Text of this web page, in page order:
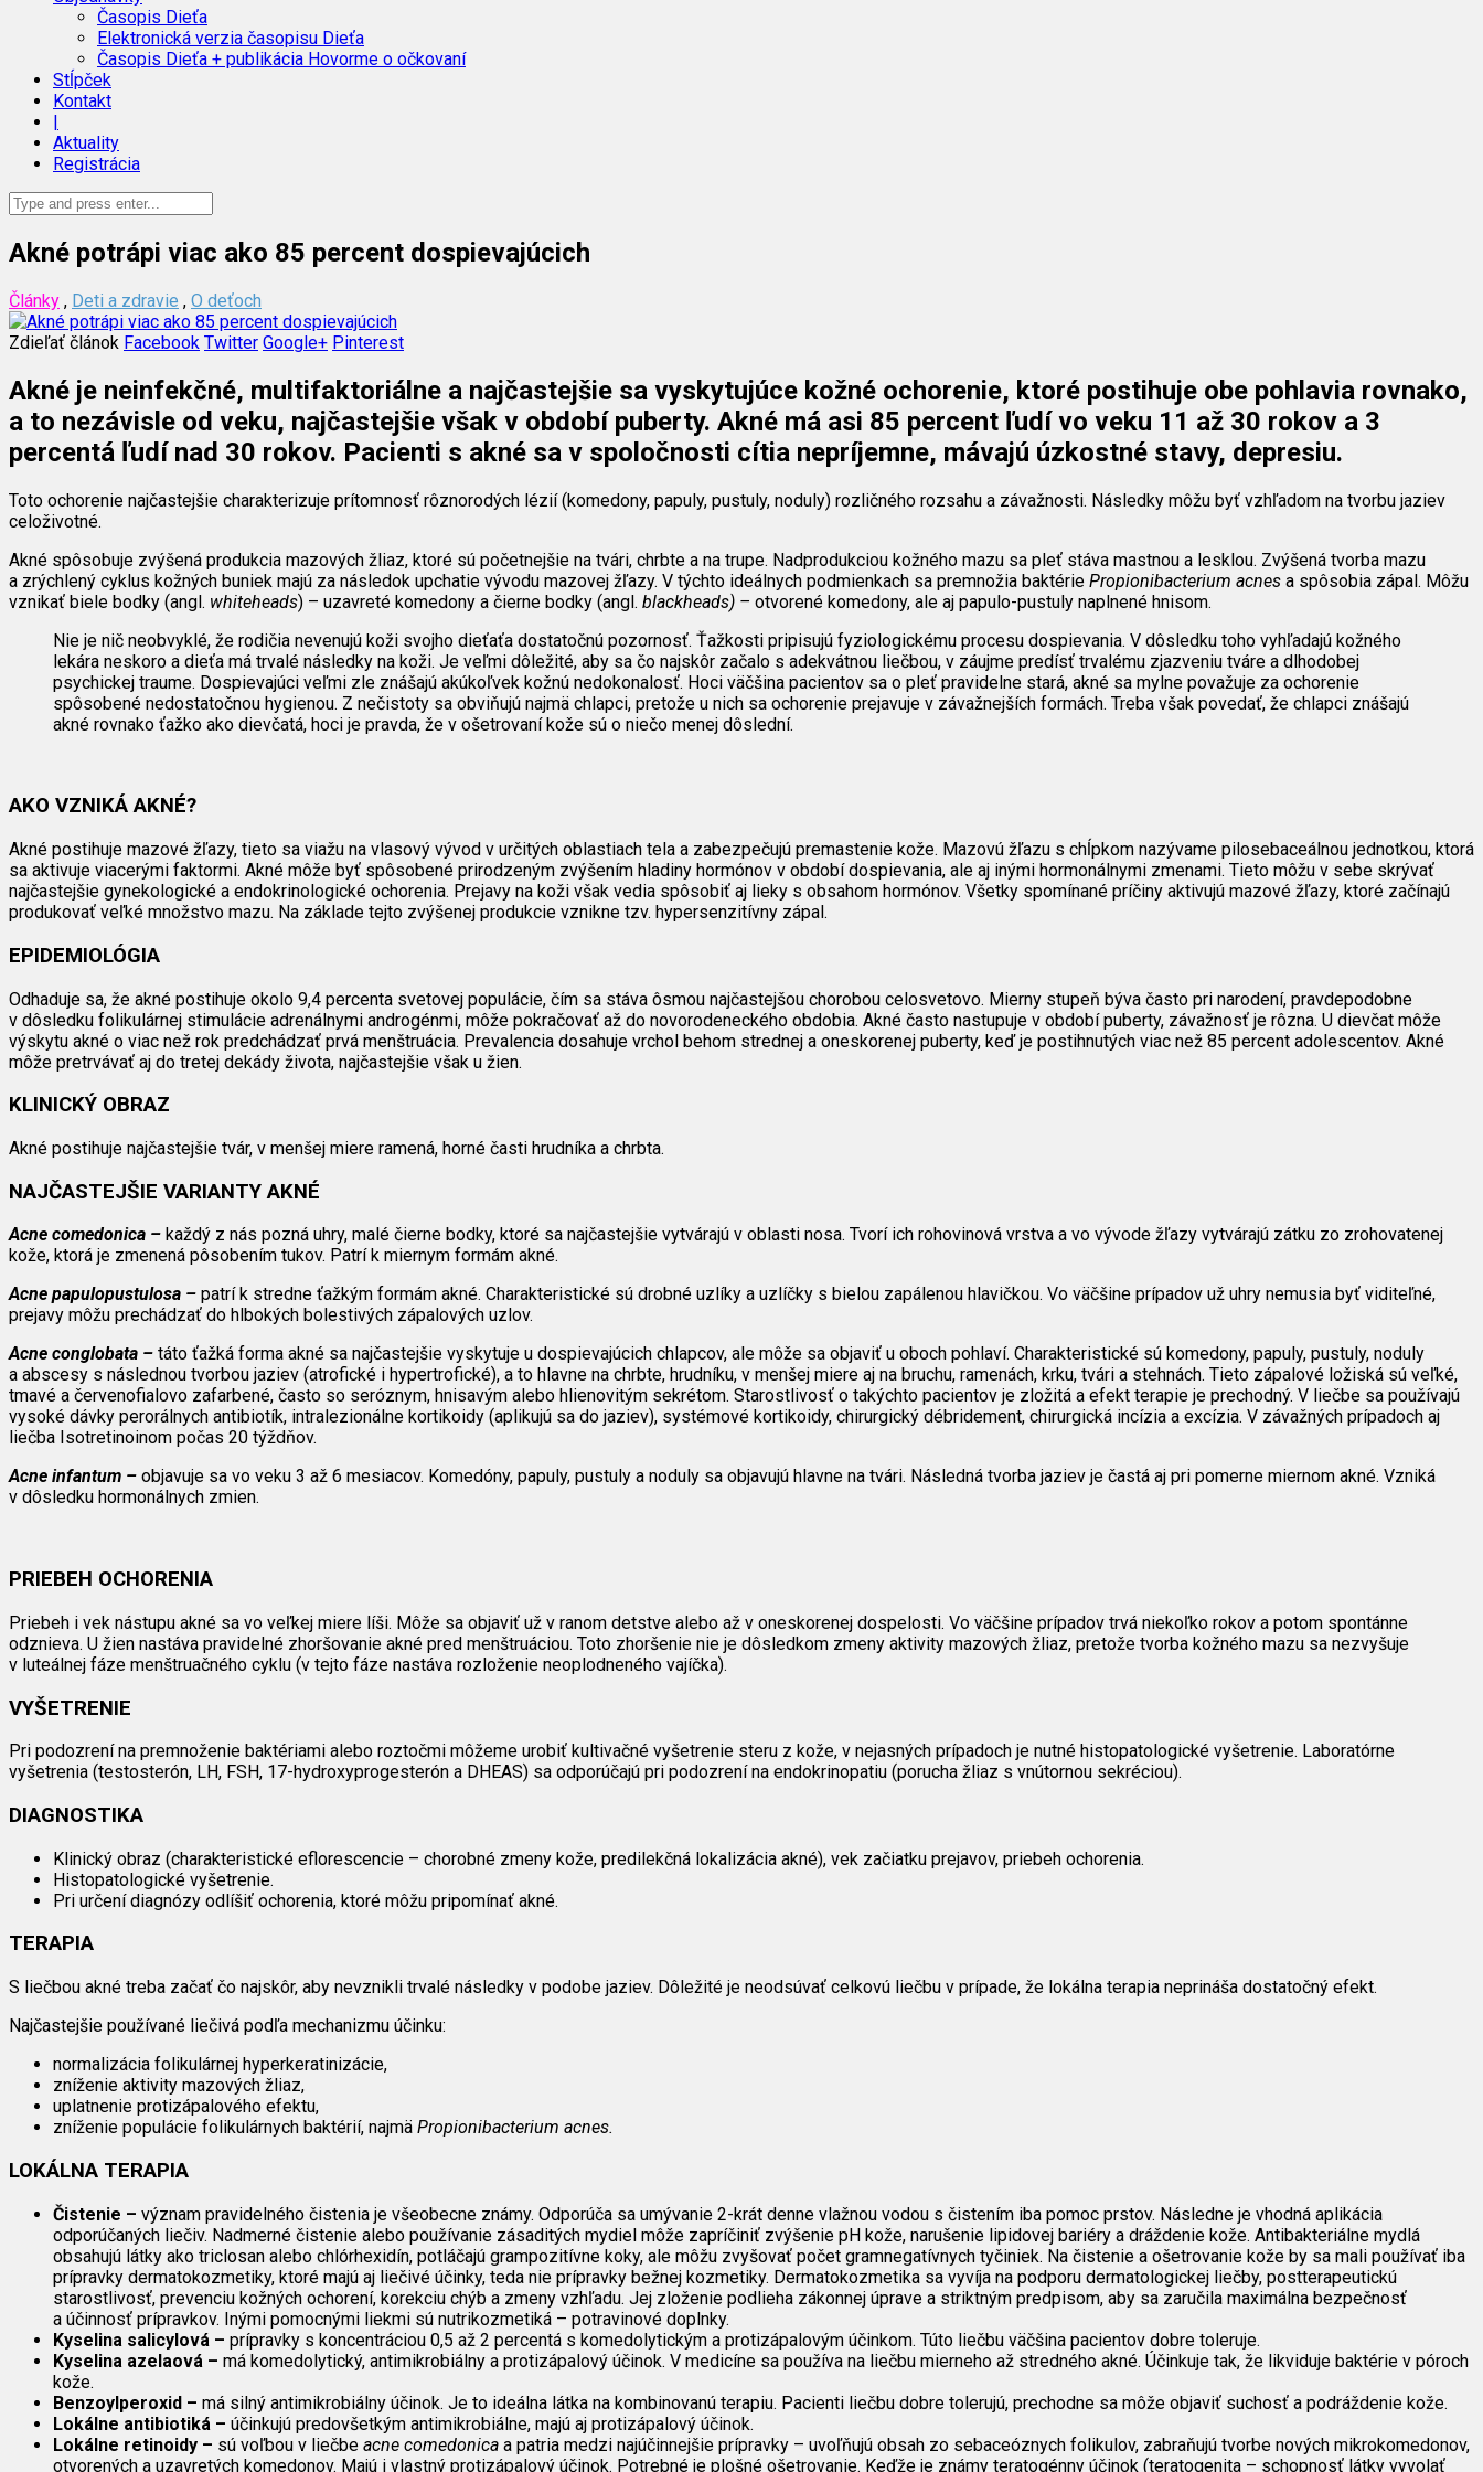
Časopis Dieťa
Elektronická verzia časopisu Dieťa
Časopis Dieťa + publikácia Hovorme o očkovaní
Stĺpček
Kontakt
|
Aktuality
Registrácia
Akné potrápi viac ako 85 percent dospievajúcich
Články , Deti a zdravie , O deťoch
Zdieľať článok Facebook Twitter Google+ Pinterest
Akné je neinfekčné, multifaktoriálne a najčastejšie sa vyskytujúce kožné ochorenie, ktoré postihuje obe pohlavia rovnako,
a to nezávisle od veku, najčastejšie však v období puberty. Akné má asi 85 percent ľudí vo veku 11 až 30 rokov a 3
percentá ľudí nad 30 rokov. Pacienti s akné sa v spoločnosti cítia nepríjemne, mávajú úzkostné stavy, depresiu.
Toto ochorenie najčastejšie charakterizuje prítomnosť rôznorodých lézií (komedony, papuly, pustuly, noduly) rozličného rozsahu a závažnosti. Následky môžu byť vzhľadom na tvorbu jaziev
celoživotné.
Akné spôsobuje zvýšená produkcia mazových žliaz, ktoré sú početnejšie na tvári, chrbte a na trupe. Nadprodukciou kožného mazu sa pleť stáva mastnou a lesklou. Zvýšená tvorba mazu
a zrýchlený cyklus kožných buniek majú za následok upchatie vývodu mazovej žľazy. V týchto ideálnych podmienkach sa premnožia baktérie Propionibacterium acnes a spôsobia zápal. Môžu
vznikať biele bodky (angl. whiteheads) – uzavreté komedony a čierne bodky (angl. blackheads) – otvorené komedony, ale aj papulo-pustuly naplnené hnisom.
Nie je nič neobvyklé, že rodičia nevenujú koži svojho dieťaťa dostatočnú pozornosť. Ťažkosti pripisujú fyziologickému procesu dospievania. V dôsledku toho vyhľadajú kožného
lekára neskoro a dieťa má trvalé následky na koži. Je veľmi dôležité, aby sa čo najskôr začalo s adekvátnou liečbou, v záujme predísť trvalému zjazveniu tváre a dlhodobej
psychickej traume. Dospievajúci veľmi zle znášajú akúkoľvek kožnú nedokonalosť. Hoci väčšina pacientov sa o pleť pravidelne stará, akné sa mylne považuje za ochorenie
spôsobené nedostatočnou hygienou. Z nečistoty sa obviňujú najmä chlapci, pretože u nich sa ochorenie prejavuje v závažnejších formách. Treba však povedať, že chlapci znášajú
akné rovnako ťažko ako dievčatá, hoci je pravda, že v ošetrovaní kože sú o niečo menej dôslední.
AKO VZNIKÁ AKNÉ?
Akné postihuje mazové žľazy, tieto sa viažu na vlasový vývod v určitých oblastiach tela a zabezpečujú premastenie kože. Mazovú žľazu s chĺpkom nazývame pilosebaceálnou jednotkou, ktorá
sa aktivuje viacerými faktormi. Akné môže byť spôsobené prirodzeným zvýšením hladiny hormónov v období dospievania, ale aj inými hormonálnymi zmenami. Tieto môžu v sebe skrývať
najčastejšie gynekologické a endokrinologické ochorenia. Prejavy na koži však vedia spôsobiť aj lieky s obsahom hormónov. Všetky spomínané príčiny aktivujú mazové žľazy, ktoré začínajú
produkovať veľké množstvo mazu. Na základe tejto zvýšenej produkcie vznikne tzv. hypersenzitívny zápal.
EPIDEMIOLÓGIA
Odhaduje sa, že akné postihuje okolo 9,4 percenta svetovej populácie, čím sa stáva ôsmou najčastejšou chorobou celosvetovo. Mierny stupeň býva často pri narodení, pravdepodobne
v dôsledku folikulárnej stimulácie adrenálnymi androgénmi, môže pokračovať až do novorodeneckého obdobia. Akné často nastupuje v období puberty, závažnosť je rôzna. U dievčat môže
výskytu akné o viac než rok predchádzať prvá menštruácia. Prevalencia dosahuje vrchol behom strednej a oneskorenej puberty, keď je postihnutých viac než 85 percent adolescentov. Akné
môže pretrvávať aj do tretej dekády života, najčastejšie však u žien.
KLINICKÝ OBRAZ
Akné postihuje najčastejšie tvár, v menšej miere ramená, horné časti hrudníka a chrbta.
NAJČASTEJŠIE VARIANTY AKNÉ
Acne comedonica – každý z nás pozná uhry, malé čierne bodky, ktoré sa najčastejšie vytvárajú v oblasti nosa. Tvorí ich rohovinová vrstva a vo vývode žľazy vytvárajú zátku zo zrohovatenej
kože, ktorá je zmenená pôsobením tukov. Patrí k miernym formám akné.
Acne papulopustulosa – patrí k stredne ťažkým formám akné. Charakteristické sú drobné uzlíky a uzlíčky s bielou zapálenou hlavičkou. Vo väčšine prípadov už uhry nemusia byť viditeľné,
prejavy môžu prechádzať do hlbokých bolestivých zápalových uzlov.
Acne conglobata – táto ťažká forma akné sa najčastejšie vyskytuje u dospievajúcich chlapcov, ale môže sa objaviť u oboch pohlaví. Charakteristické sú komedony, papuly, pustuly, noduly
a abscesy s následnou tvorbou jaziev (atrofické i hypertrofické), a to hlavne na chrbte, hrudníku, v menšej miere aj na bruchu, ramenách, krku, tvári a stehnách. Tieto zápalové ložiská sú veľké,
tmavé a červenofialovo zafarbené, často so seróznym, hnisavým alebo hlienovitým sekrétom. Starostlivosť o takýchto pacientov je zložitá a efekt terapie je prechodný. V liečbe sa používajú
vysoké dávky perorálnych antibiotík, intralezionálne kortikoidy (aplikujú sa do jaziev), systémové kortikoidy, chirurgický débridement, chirurgická incízia a excízia. V závažných prípadoch aj
liečba Isotretinoinom počas 20 týždňov.
Acne infantum – objavuje sa vo veku 3 až 6 mesiacov. Komedóny, papuly, pustuly a noduly sa objavujú hlavne na tvári. Následná tvorba jaziev je častá aj pri pomerne miernom akné. Vzniká
v dôsledku hormonálnych zmien.
PRIEBEH OCHORENIA
Priebeh i vek nástupu akné sa vo veľkej miere líši. Môže sa objaviť už v ranom detstve alebo až v oneskorenej dospelosti. Vo väčšine prípadov trvá niekoľko rokov a potom spontánne
odznieva. U žien nastáva pravidelné zhoršovanie akné pred menštruáciou. Toto zhoršenie nie je dôsledkom zmeny aktivity mazových žliaz, pretože tvorba kožného mazu sa nezvyšuje
v luteálnej fáze menštruačného cyklu (v tejto fáze nastáva rozloženie neoplodneného vajíčka).
VYŠETRENIE
Pri podozrení na premnoženie baktériami alebo roztočmi môžeme urobiť kultivačné vyšetrenie steru z kože, v nejasných prípadoch je nutné histopatologické vyšetrenie. Laboratórne
vyšetrenia (testosterón, LH, FSH, 17-hydroxyprogesterón a DHEAS) sa odporúčajú pri podozrení na endokrinopatiu (porucha žliaz s vnútornou sekréciou).
DIAGNOSTIKA
Klinický obraz (charakteristické eflorescencie – chorobné zmeny kože, predilekčná lokalizácia akné), vek začiatku prejavov, priebeh ochorenia.
Histopatologické vyšetrenie.
Pri určení diagnózy odlíšiť ochorenia, ktoré môžu pripomínať akné.
TERAPIA
S liečbou akné treba začať čo najskôr, aby nevznikli trvalé následky v podobe jaziev. Dôležité je neodsúvať celkovú liečbu v prípade, že lokálna terapia neprináša dostatočný efekt.
Najčastejšie používané liečivá podľa mechanizmu účinku:
normalizácia folikulárnej hyperkeratinizácie,
zníženie aktivity mazových žliaz,
uplatnenie protizápalového efektu,
zníženie populácie folikulárnych baktérií, najmä Propionibacterium acnes.
LOKÁLNA TERAPIA
Čistenie – význam pravidelného čistenia je všeobecne známy. Odporúča sa umývanie 2-krát denne vlažnou vodou s čistením iba pomoc prstov. Následne je vhodná aplikácia
odporúčaných liečiv. Nadmerné čistenie alebo používanie zásaditých mydiel môže zapríčiniť zvýšenie pH kože, narušenie lipidovej bariéry a dráždenie kože. Antibakteriálne mydlá
obsahujú látky ako triclosan alebo chlórhexidín, potláčajú grampozitívne koky, ale môžu zvyšovať počet gramnegatívnych tyčiniek. Na čistenie a ošetrovanie kože by sa mali používať iba
prípravky dermatokozmetiky, ktoré majú aj liečivé účinky, teda nie prípravky bežnej kozmetiky. Dermatokozmetika sa vyvíja na podporu dermatologickej liečby, postterapeutickú
starostlivosť, prevenciu kožných ochorení, korekciu chýb a zmeny vzhľadu. Jej zloženie podlieha zákonnej úprave a striktným predpisom, aby sa zaručila maximálna bezpečnosť
a účinnosť prípravkov. Inými pomocnými liekmi sú nutrikozmetiká – potravinové doplnky.
Kyselina salicylová – prípravky s koncentráciou 0,5 až 2 percentá s komedolytickým a protizápalovým účinkom. Túto liečbu väčšina pacientov dobre toleruje.
Kyselina azelaová – má komedolytický, antimikrobiálny a protizápalový účinok. V medicíne sa používa na liečbu mierneho až stredného akné. Účinkuje tak, že likviduje baktérie v póroch
kože.
Benzoylperoxid – má silný antimikrobiálny účinok. Je to ideálna látka na kombinovanú terapiu. Pacienti liečbu dobre tolerujú, prechodne sa môže objaviť suchosť a podráždenie kože.
Lokálne antibiotiká – účinkujú predovšetkým antimikrobiálne, majú aj protizápalový účinok.
Lokálne retinoidy – sú voľbou v liečbe acne comedonica a patria medzi najúčinnejšie prípravky – uvoľňujú obsah zo sebaceóznych folikulov, zabraňujú tvorbe nových mikrokomedonov,
otvorených a uzavretých komedonov. Majú i vlastný protizápalový účinok. Potrebné je plošné ošetrovanie. Keďže je známy teratogénny účinok (teratogenita – schopnosť látky vyvolať